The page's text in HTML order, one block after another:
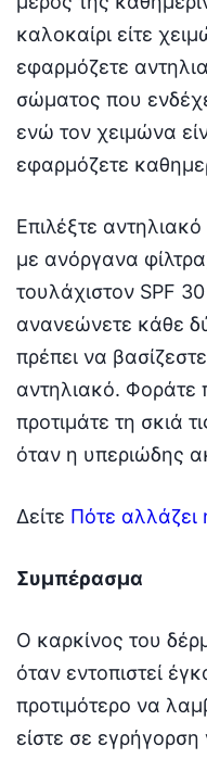
καλοκαίρι είτε
εφαρμόζετε
σώματος που
ενώ τον χειμώνα
εφαρμόζετε
Επιλέξτε
με ανόργανα
τουλάχιστον SPF
ανανεώνετε κάθε
πρέπει να
αντηλιακό. Φοράτε
προτιμάτε τη σκιά
όταν η υπεριώδης
Δείτε Πότε
Συμπέρασμα
Ο καρκίνος του
όταν εντοπιστεί
προτιμότερο να
είστε σε